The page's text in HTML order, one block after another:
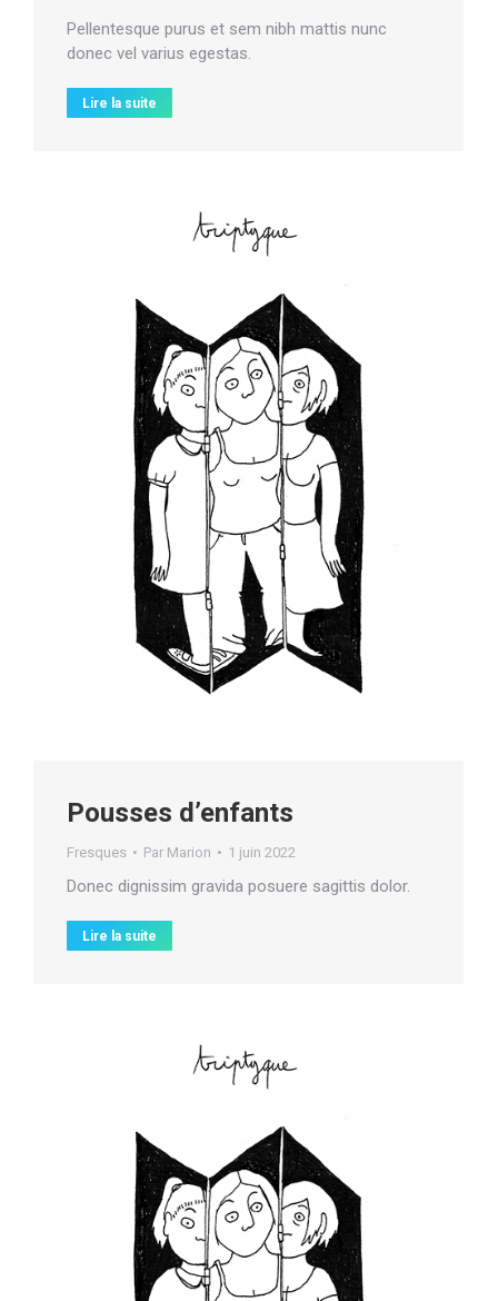
Pellentesque purus et sem nibh mattis nunc
donec vel varius egestas.
Lire la suite
Pousses d’enfants
Fresques Par Marion 1 juin 2022
Donec dignissim gravida posuere sagittis dolor.
Lire la suite